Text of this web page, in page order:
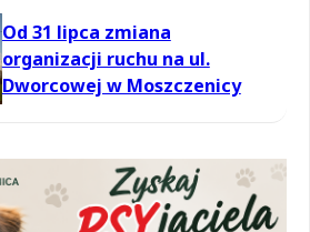
Od 31 lipca zmiana
organizacji ruchu na ul.
Dworcowej w Moszczenicy